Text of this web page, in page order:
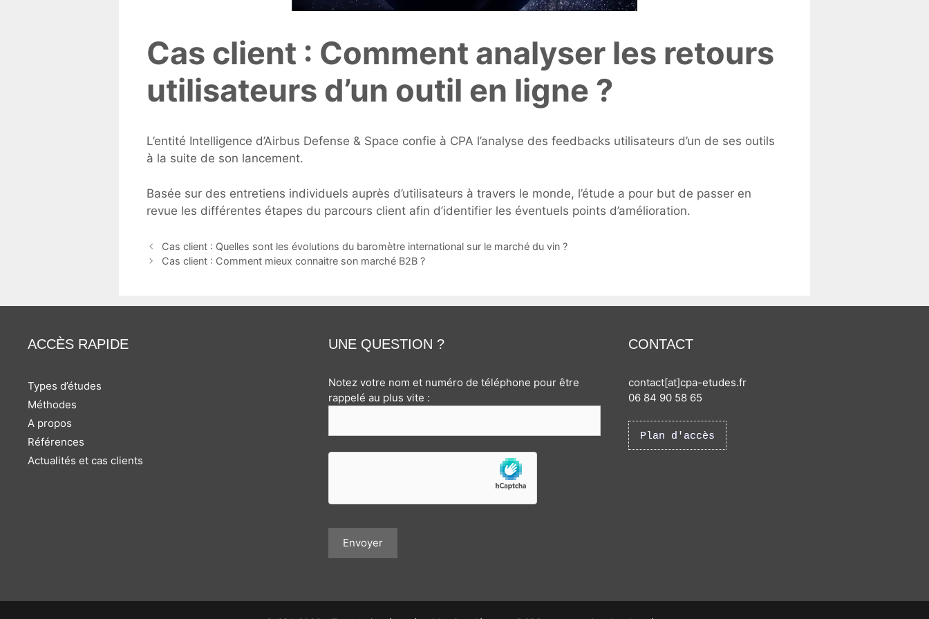
Cas client : Comment analyser les retours
utilisateurs d’un outil en ligne ?
L’entité Intelligence d’Airbus Defense & Space confie à CPA l’analyse des feedbacks utilisateurs d’un de ses outils
à la suite de son lancement.
Basée sur des entretiens individuels auprès d’utilisateurs à travers le monde, l’étude a pour but de passer en
revue les différentes étapes du parcours client afin d’identifier les éventuels points d’amélioration.
Navigation
des
Cas client : Quelles sont les évolutions du baromètre international sur le marché du vin ?
Cas client : Comment mieux connaitre son marché B2B ?
ACCÈS RAPIDE
Types d’études
Méthodes
A propos
Références
Actualités et cas clients
UNE QUESTION ?
Notez votre nom et numéro de téléphone pour être
rappelé au plus vite :
CONTACT
contact[at]cpa-etudes.fr
06 84 90 58 65
Plan d'accès